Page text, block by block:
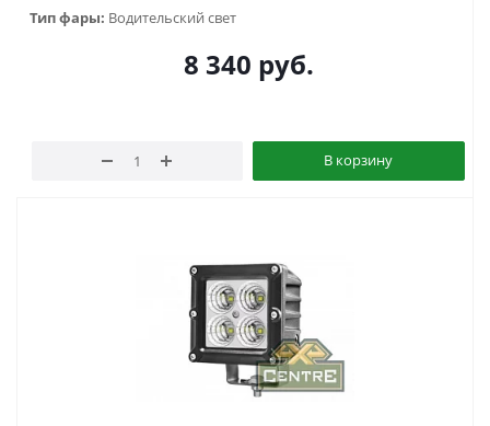
Тип фары: Водительский свет
8 340 руб.
В корзину